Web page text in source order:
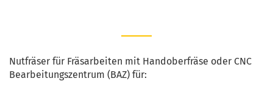
Nutfräser für Fräsarbeiten mit Handoberfräse oder CNC
Bearbeitungszentrum (BAZ) für: